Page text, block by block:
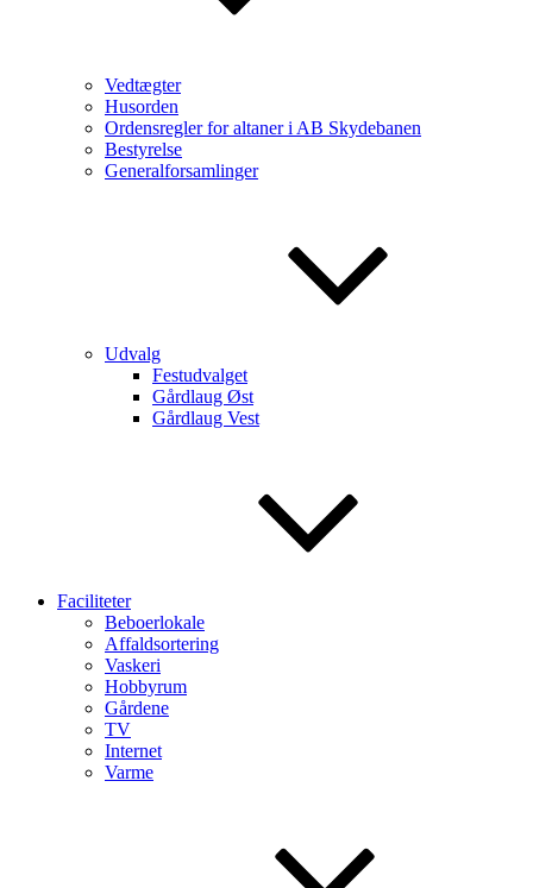
Vedtægter
Husorden
Ordensregler for altaner i AB Skydebanen
Bestyrelse
Generalforsamlinger
Udvalg
Festudvalget
Gårdlaug Øst
Gårdlaug Vest
Faciliteter
Beboerlokale
Affaldsortering
Vaskeri
Hobbyrum
Gårdene
TV
Internet
Varme